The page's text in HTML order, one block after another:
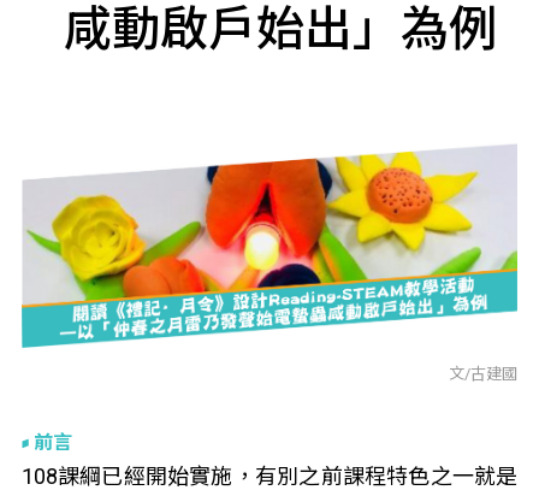
咸動啟戶始出」為例
文/古建國
前言
108課綱已經開始實施，有別之前課程特色之一就是